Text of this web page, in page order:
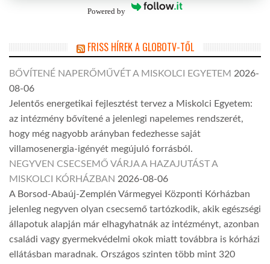
Powered by
FRISS HÍREK A GLOBOTV-TŐL
BŐVÍTENÉ NAPERŐMŰVÉT A MISKOLCI EGYETEM 2026-
08-06
Jelentős energetikai fejlesztést tervez a Miskolci Egyetem:
az intézmény bővítené a jelenlegi napelemes rendszerét,
hogy még nagyobb arányban fedezhesse saját
villamosenergia-igényét megújuló forrásból.
NEGYVEN CSECSEMŐ VÁRJA A HAZAJUTÁST A
MISKOLCI KÓRHÁZBAN 2026-08-06
A Borsod-Abaúj-Zemplén Vármegyei Központi Kórházban
jelenleg negyven olyan csecsemő tartózkodik, akik egészségi
állapotuk alapján már elhagyhatnák az intézményt, azonban
családi vagy gyermekvédelmi okok miatt továbbra is kórházi
ellátásban maradnak. Országos szinten több mint 320